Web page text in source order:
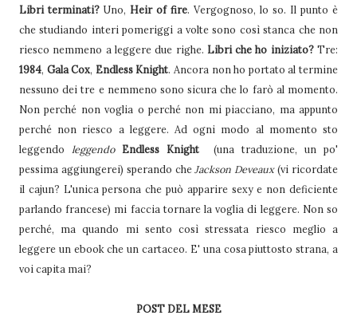
Libri terminati? Uno, Heir of fire. Vergognoso, lo so. Il punto è
che studiando interi pomeriggi a volte sono così stanca che non
riesco nemmeno a leggere due righe. Libri che ho iniziato?Tre:
1984, Gala Cox, Endless Knight. Ancora non ho portato al termine
nessuno dei tre e nemmeno sono sicura che lo farò al momento.
Non perché non voglia o perché non mi piacciano, ma appunto
perché non riesco a leggere. Ad ogni modo al momento sto
leggendo leggendo Endless Knight
(una traduzione, un po'
pessima aggiungerei) sperando cheJackson Deveaux(vi ricordate
il cajun? L'unica persona che può apparire sexy e non deficiente
parlando francese) mi faccia tornare la voglia di leggere. Non so
perché, ma quando mi sento così stressata riesco meglio a
leggere un ebook che un cartaceo. E' una cosa piuttosto strana, a
voi capita mai?
POST DEL MESE